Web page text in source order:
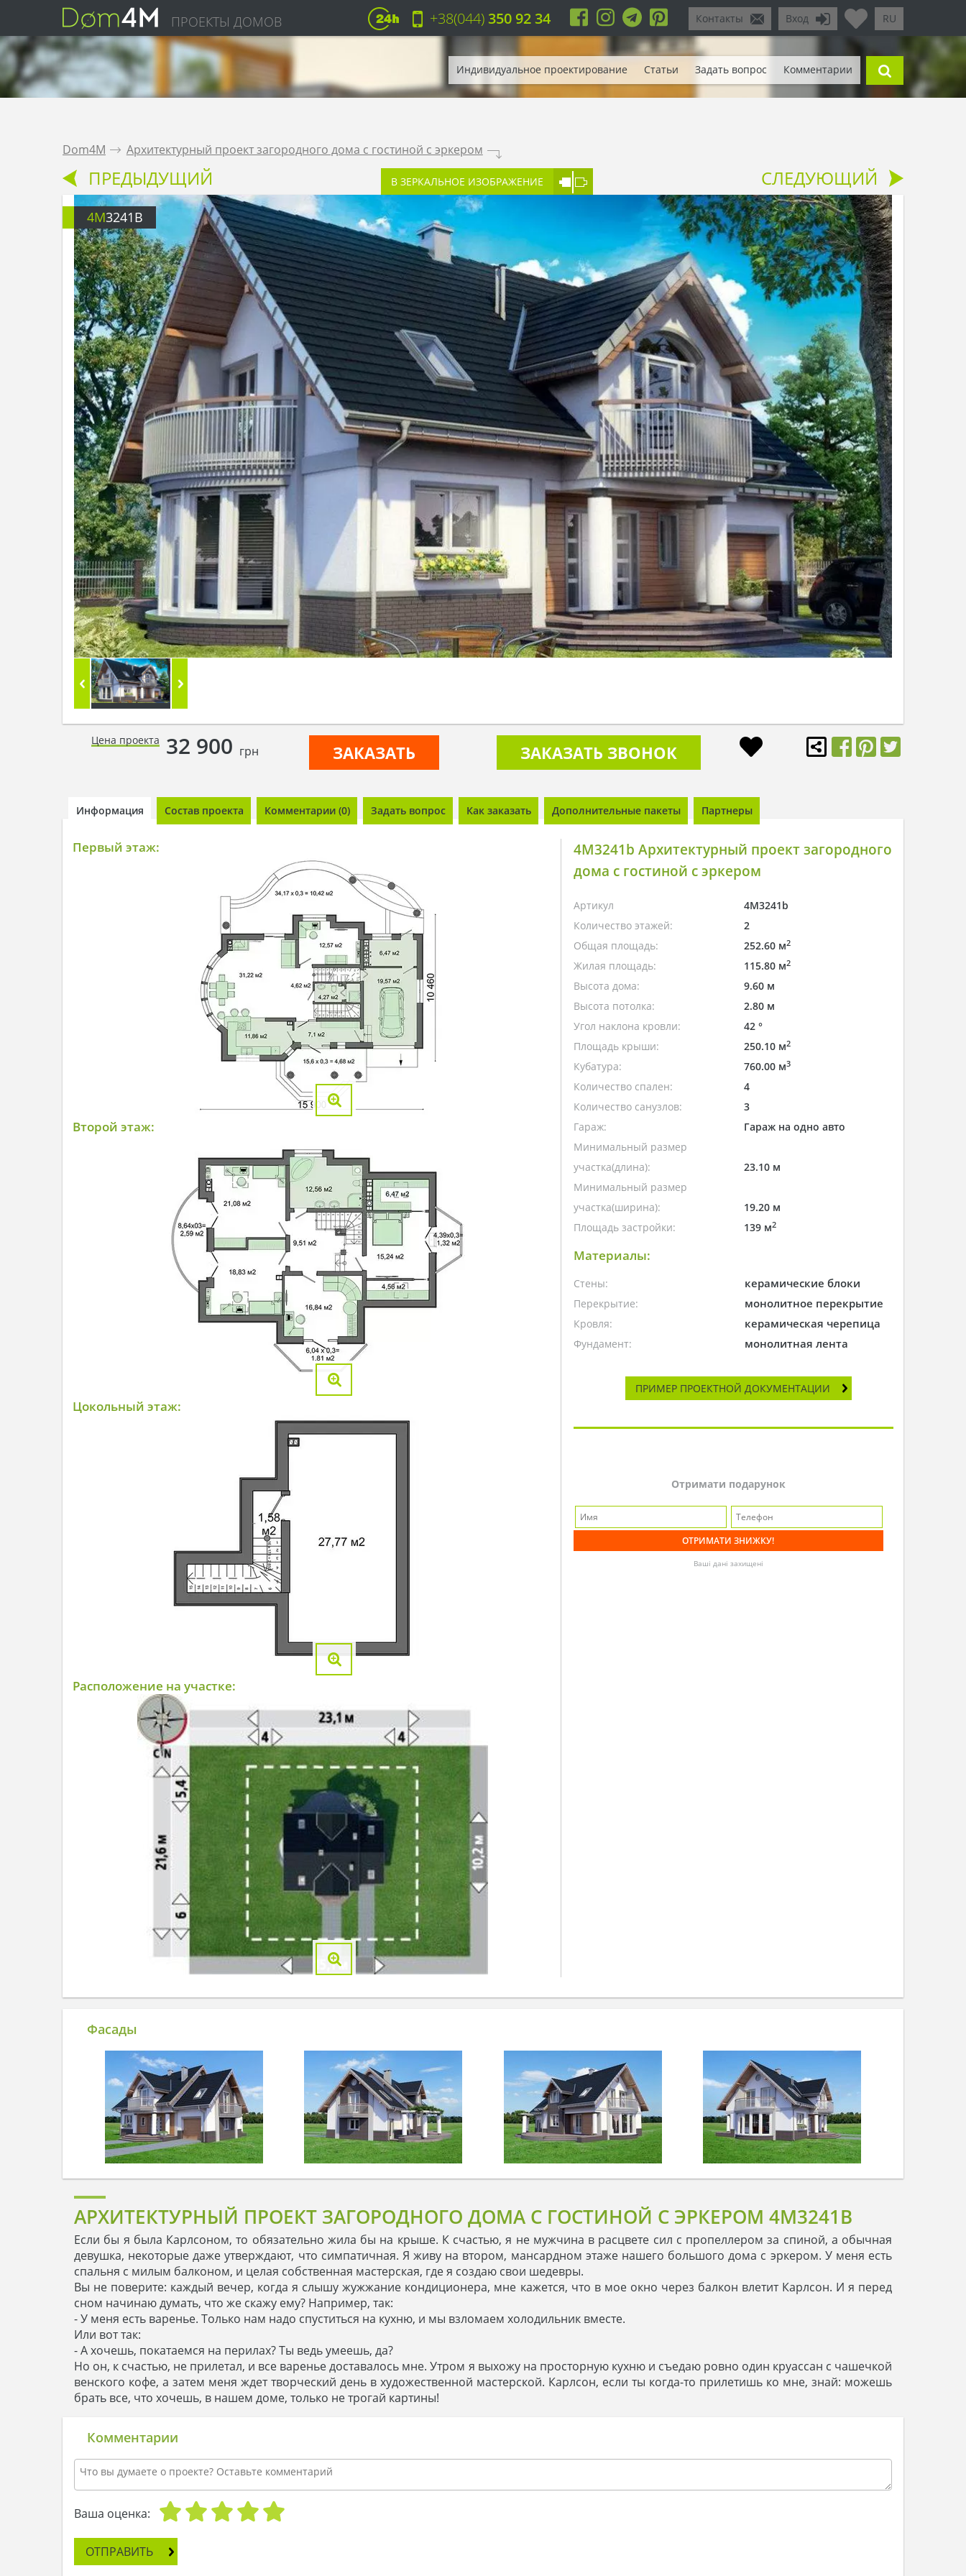
ПРОЕКТЫ ДОМОВ RU
Вход
Контакты
+38(044)350 92 34
Индивидуальное проектирование Статьи Задать вопрос Комментарии
Dom4M . Архитектурный проект загородного дома с гостиной с эркером .
ПРЕДЫДУЩИЙ В ЗЕРКАЛЬНОЕ ИЗОБРАЖЕНИЕ СЛЕДУЮЩИЙ
4M3241B
Цена проекта 32 900 грн ЗАКАЗАТЬ ЗАКАЗАТЬ ЗВОНОК
Информация Состав проекта Комментарии (0) Задать вопрос Как заказать Дополнительные пакеты Партнеры
Первый этаж:
Второй этаж:
Цокольный этаж:
Расположение на участке:
4M3241b Архитектурный проект загородного
дома с гостиной с эркером
Артикул
4M3241b
Количество этажей:
2
Общая площадь:
252.60 м2
Жилая площадь: 115.80 м2
Высота дома:
9.60 м
Высота потолка:
2.80 м
Угол наклона кровли:
42 °
Площадь крыши:
250.10 м2
Кубатура: 760.00 м3
Количество спален:
4
Количество санузлов:
3
Гараж:
Гараж на одно авто
Минимальный размер
участка(длина):
23.10 м
Минимальный размер
участка(ширина):
19.20 м
Площадь застройки:
139 м2
Материалы:
Стены: керамические блоки
Перекрытие: монолитное перекрытие
Кровля: керамическая черепица
Фундамент: монолитная лента
ПРИМЕР ПРОЕКТНОЙ ДОКУМЕНТАЦИИ
Отримати подарунок
Ваші дані захищені
Фасады
АРХИТЕКТУРНЫЙ ПРОЕКТ ЗАГОРОДНОГО ДОМА С ГОСТИНОЙ С ЭРКЕРОМ 4M3241B
Если бы я была Карлсоном, то обязательно жила бы на крыше. К счастью, я не мужчина в расцвете сил с пропеллером за спиной, а обычная
девушка, некоторые даже утверждают, что симпатичная. Я живу на втором, мансардном этаже нашего большого дома с эркером. У меня есть
спальня с милым балконом, и целая собственная мастерская, где я создаю свои шедевры.
Вы не поверите: каждый вечер, когда я слышу жужжание кондиционера, мне кажется, что в мое окно через балкон влетит Карлсон. И я перед
сном начинаю думать, что же скажу ему? Например, так:
- У меня есть варенье. Только нам надо спуститься на кухню, и мы взломаем холодильник вместе.
Или вот так:
- А хочешь, покатаемся на перилах? Ты ведь умеешь, да?
Но он, к счастью, не прилетал, и все варенье доставалось мне. Утром я выхожу на просторную кухню и съедаю ровно один круассан с чашечкой
венского кофе, а затем меня ждет творческий день в художественной мастерской. Карлсон, если ты когда-то прилетишь ко мне, знай: можешь
брать все, что хочешь, в нашем доме, только не трогай картины!
Комментарии
Ваша оценка:
ОТПРАВИТЬ